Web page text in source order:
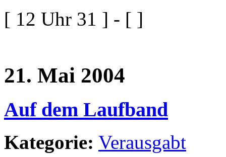
[ 12 Uhr 31 ] - [ ]
21. Mai 2004
Auf dem Laufband
Kategorie: Verausgabt